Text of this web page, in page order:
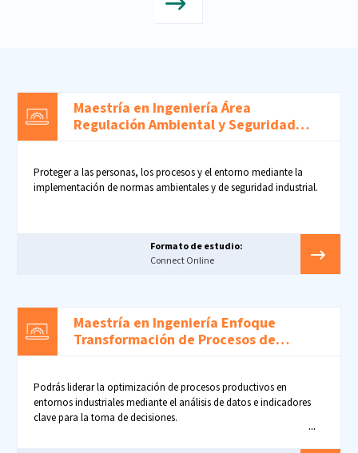
Maestría en Ingeniería Área
Regulación Ambiental y Seguridad
Proteger a las personas, los procesos y el entorno mediante la
implementación de normas ambientales y de seguridad industrial.
Formato de estudio:
Connect Online
Maestría en Ingeniería Enfoque
Transformación de Procesos de
Podrás liderar la optimización de procesos productivos en
entornos industriales mediante el análisis de datos e indicadores
clave para la toma de decisiones.